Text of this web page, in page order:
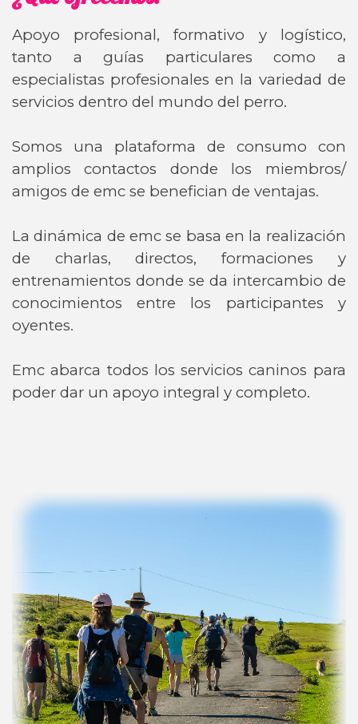
Apoyo profesional, formativo y logístico,
tanto a guías particulares como a
especialistas profesionales en la variedad de
servicios dentro del mundo del perro.
Somos una plataforma de consumo con
amplios contactos donde los miembros/
amigos de emc se benefician de ventajas.
La dinámica de emc se basa en la realización
de charlas, directos, formaciones y
entrenamientos donde se da intercambio de
conocimientos entre los participantes y
oyentes.
Emc abarca todos los servicios caninos para
poder dar un apoyo integral y completo.